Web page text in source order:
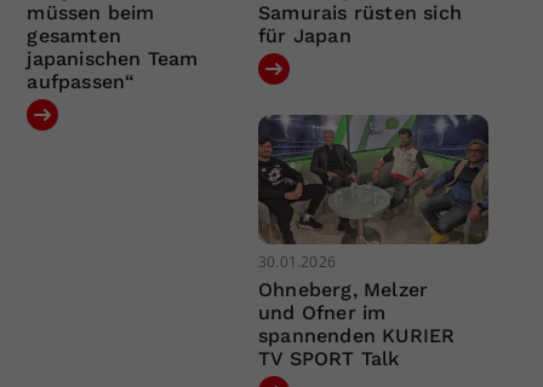
müssen beim
gesamten
japanischen Team
aufpassen“
Samurais rüsten sich
für Japan
30.01.2026
Ohneberg, Melzer
und Ofner im
spannenden KURIER
TV SPORT Talk